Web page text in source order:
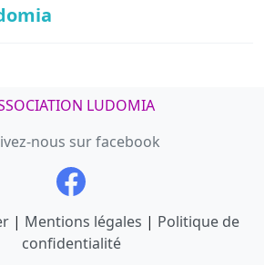
LUDOMIA
nous sur facebook
| Mentions légales | Politique de
confidentialité